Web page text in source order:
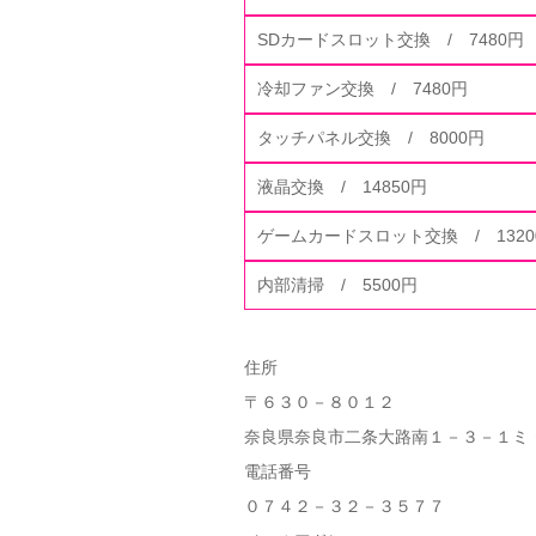
SDカードスロット交換 / 7480円
冷却ファン交換 / 7480円
タッチパネル交換 / 8000円
液晶交換 / 14850円
ゲームカードスロット交換 /
内部清掃 / 5500円
住所
〒６３０－８０１２
奈良県奈良市二条大路南１－３－１ミ
電話番号
０７４２－３２－３５７７